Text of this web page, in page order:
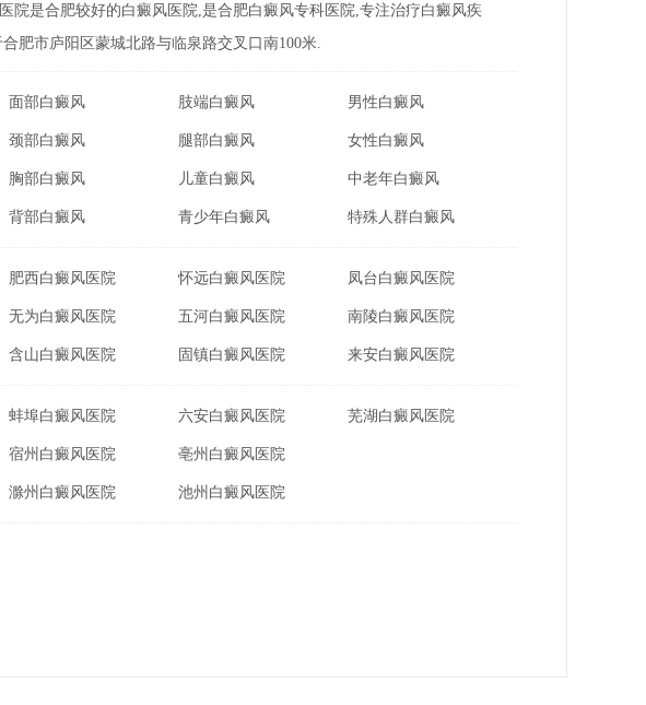
院是合肥较好的白癜风医院,是合肥白癜风专科医院,专注治疗白癜风疾
肥市庐阳区蒙城北路与临泉路交叉口南100米.
面部白癜风
颈部白癜风
胸部白癜风
背部白癜风
肢端白癜风
腿部白癜风
儿童白癜风
青少年白癜风
男性白癜风
女性白癜风
中老年白癜风
特殊人群白癜风
肥西白癜风医院
无为白癜风医院
含山白癜风医院
怀远白癜风医院
五河白癜风医院
固镇白癜风医院
凤台白癜风医院
南陵白癜风医院
来安白癜风医院
蚌埠白癜风医院
宿州白癜风医院
滁州白癜风医院
六安白癜风医院
亳州白癜风医院
池州白癜风医院
芜湖白癜风医院